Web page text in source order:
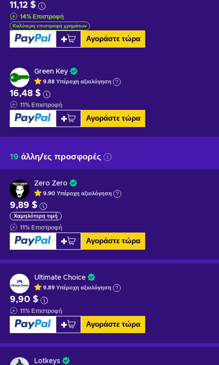
11,12 $
14% Επιστροφή
Καλύτερη επιστροφή χρημάτων
Αγοράστε τώρα
Green Key
9.88 Υπέροχη αξιολόγηση
16,48 $
11% Επιστροφή
Αγοράστε τώρα
19 άλλη/ες προσφορές
Zero Zero
9.90 Υπέροχη αξιολόγηση
9,89 $
Χαμηλότερη τιμή
11% Επιστροφή
Αγοράστε τώρα
Ultimate Choice
9.89 Υπέροχη αξιολόγηση
9,90 $
11% Επιστροφή
Αγοράστε τώρα
Lotkeys